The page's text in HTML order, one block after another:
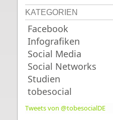
KATEGORIEN
Facebook
Infografiken
Social Media
Social Networks
Studien
tobesocial
Tweets von @tobesocialDE